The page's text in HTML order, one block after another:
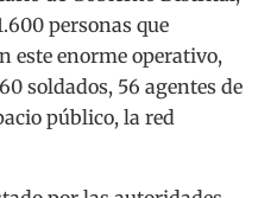
personas que
este enorme operativo,
soldados, 56 agentes de
público, la red